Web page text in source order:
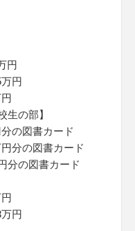
円
円
生の部】
の図書カード
分の図書カード
分の図書カード
円